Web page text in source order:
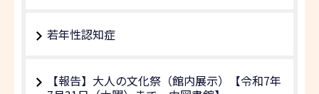
若年性認知症
【報告】大人の文化祭（館内展示）【令和7年